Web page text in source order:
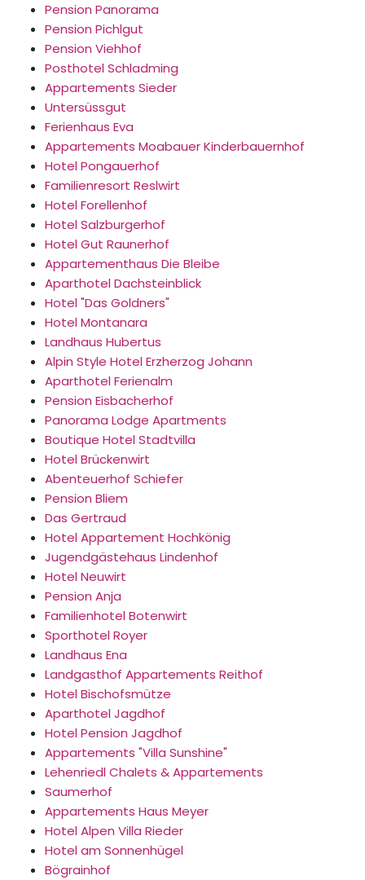
Pension Panorama
Pension Pichlgut
Pension Viehhof
Posthotel Schladming
Appartements Sieder
Untersüssgut
Ferienhaus Eva
Appartements Moabauer Kinderbauernhof
Hotel Pongauerhof
Familienresort Reslwirt
Hotel Forellenhof
Hotel Salzburgerhof
Hotel Gut Raunerhof
Appartementhaus Die Bleibe
Aparthotel Dachsteinblick
Hotel "Das Goldners"
Hotel Montanara
Landhaus Hubertus
Alpin Style Hotel Erzherzog Johann
Aparthotel Ferienalm
Pension Eisbacherhof
Panorama Lodge Apartments
Boutique Hotel Stadtvilla
Hotel Brückenwirt
Abenteuerhof Schiefer
Pension Bliem
Das Gertraud
Hotel Appartement Hochkönig
Jugendgästehaus Lindenhof
Hotel Neuwirt
Pension Anja
Familienhotel Botenwirt
Sporthotel Royer
Landhaus Ena
Landgasthof Appartements Reithof
Hotel Bischofsmütze
Aparthotel Jagdhof
Hotel Pension Jagdhof
Appartements "Villa Sunshine"
Lehenriedl Chalets & Appartements
Saumerhof
Appartements Haus Meyer
Hotel Alpen Villa Rieder
Hotel am Sonnenhügel
Bögrainhof